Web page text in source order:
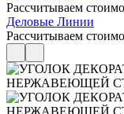
Рассчитываем
Деловые Линии
Рассчитываем